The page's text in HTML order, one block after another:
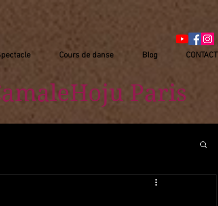
Cours de danse Blog CONTACT
Paris